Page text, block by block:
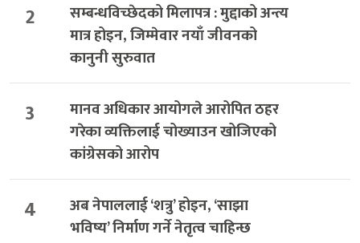
2
सम्बन्धविच्छेदको मिलापत्र : मुद्दाको अन्त्य
मात्र होइन, जिम्मेवार नयाँ जीवनको
कानुनी सुरुवात
3
मानव अधिकार आयोगले आरोपित ठहर
गरेका व्यक्तिलाई चोख्याउन खोजिएको
कांग्रेसको आरोप
4
अब नेपाललाई ‘शत्रु’ होइन, ‘साझा
भविष्य’ निर्माण गर्ने नेतृत्व चाहिन्छ